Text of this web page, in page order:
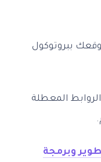
ببروتوكول
المعطلة
وبرمجة